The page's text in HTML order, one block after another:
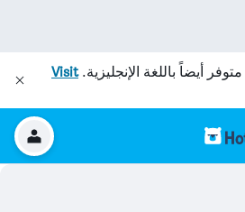
متوفر أيضاً باللغة الإنجليزية.Visit